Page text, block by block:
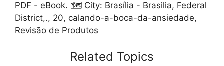
PDF - eBook. 🗺️ City: Brasília - Brasilia, Federal
District,., 20, calando-a-boca-da-ansiedade,
Revisão de Produtos
Related Topics